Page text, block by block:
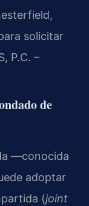
solicitar
P.C. –
de
—conocida
adoptar
(joint